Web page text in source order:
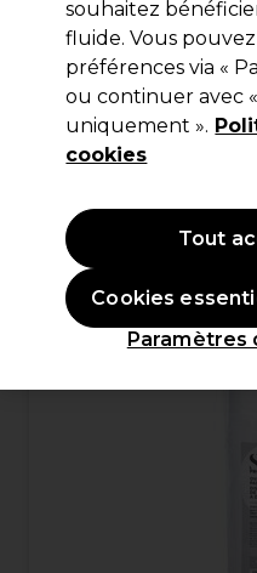
S-PRO Tampons
x100
(0)
3,85 €Hors TVA
souhaitez
fluide. Vous
préférences via «
ou continuer avec
uniquement ».
cookies
Paramètres
Cookies
Tout